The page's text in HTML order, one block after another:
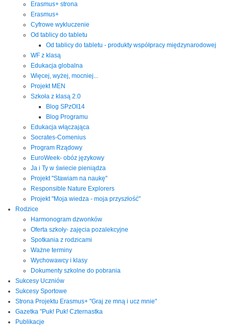
Erasmus+ strona
Erasmus+
Cyfrowe wykluczenie
Od tablicy do tabletu
Od tablicy do tabletu - produkty współpracy międzynarodowej
WF z klasą
Edukacja globalna
Więcej, wyżej, mocniej...
Projekt MEN
Szkoła z klasą 2.0
Blog SPzOI14
Blog Programu
Edukacja włączająca
Socrates-Comenius
Program Rządowy
EuroWeek- obóz językowy
Ja i Ty w świecie pieniądza
Projekt "Stawiam na naukę"
Responsible Nature Explorers
Projekt "Moja wiedza - moja przyszłość"
Rodzice
Harmonogram dzwonków
Oferta szkoły- zajęcia pozalekcyjne
Spotkania z rodzicami
Ważne terminy
Wychowawcy i klasy
Dokumenty szkolne do pobrania
Sukcesy Uczniów
Sukcesy Sportowe
Strona Projektu Erasmus+ "Graj ze mną i ucz mnie"
Gazetka "Puk! Puk! Czternastka
Publikacje